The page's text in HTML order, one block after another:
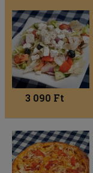
3 090 Ft